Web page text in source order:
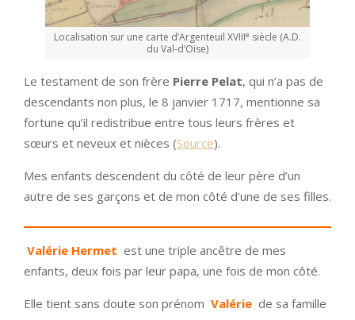
Localisation sur une carte d’Argenteuil XVIIIe siècle (A.D.
du Val-d’Oise)
Le testament de son frère Pierre Pelat, qui n’a pas de
descendants non plus, le 8 janvier 1717, mentionne sa
fortune qu’il redistribue entre tous leurs frères et
sœurs et neveux et nièces (Source).
Mes enfants descendent du côté de leur père d’un
autre de ses garçons et de mon côté d’une de ses filles.
Valérie Hermet est une triple ancêtre de mes
enfants, deux fois par leur papa, une fois de mon côté.
Elle tient sans doute son prénom Valérie de sa famille